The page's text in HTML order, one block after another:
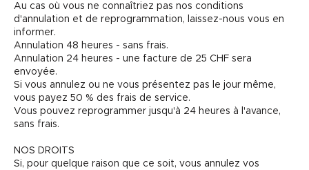
Au cas où vous ne connaîtriez pas nos conditions
d'annulation et de reprogrammation, laissez-nous vous en
informer.
Annulation 48 heures - sans frais.
Annulation 24 heures - une facture de 25 CHF sera
envoyée.
Si vous annulez ou ne vous présentez pas le jour même,
vous payez 50 % des frais de service.
Vous pouvez reprogrammer jusqu'à 24 heures à l'avance,
sans frais.
NOS DROITS
Si, pour quelque raison que ce soit, vous annulez vos